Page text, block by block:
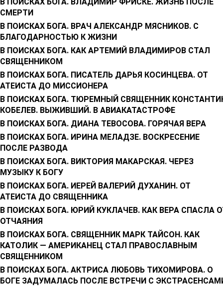
СМЕРТИ
В ПОИСКАХ БОГА. ВРАЧ АЛЕКСАНДР МЯСНИКОВ. С
БЛАГОДАРНОСТЬЮ К ЖИЗНИ
В ПОИСКАХ БОГА. КАК АРТЕМИЙ ВЛАДИМИРОВ СТАЛ
СВЯЩЕННИКОМ
В ПОИСКАХ БОГА. ПИСАТЕЛЬ ДАРЬЯ КОСИНЦЕВА. ОТ
АТЕИСТА ДО МИССИОНЕРА
В ПОИСКАХ БОГА. ТЮРЕМНЫЙ СВЯЩЕННИК
КОБЕЛЕВ. ВЫЖИВШИЙ. В АВИАКАТАСТРОФЕ
В ПОИСКАХ БОГА. ДИАНА ТЕВОСОВА. ГОРЯЧАЯ ВЕРА
В ПОИСКАХ БОГА. ИРИНА МЕЛАДЗЕ. ВОСКРЕСЕНИЕ
ПОСЛЕ РАЗВОДА
В ПОИСКАХ БОГА. ВИКТОРИЯ МАКАРСКАЯ. ЧЕРЕЗ
МУЗЫКУ К БОГУ
В ПОИСКАХ БОГА. ИЕРЕЙ ВАЛЕРИЙ ДУХАНИН. ОТ
АТЕИСТА ДО СВЯЩЕННИКА
В ПОИСКАХ БОГА. ЮРИЙ КУКЛАЧЕВ. КАК ВЕРА СПАСЛА
ОТЧАЯНИЯ
В ПОИСКАХ БОГА. СВЯЩЕННИК МАРК ТАЙСОН. КАК
КАТОЛИК — АМЕРИКАНЕЦ СТАЛ ПРАВОСЛАВНЫМ
СВЯЩЕННИКОМ
В ПОИСКАХ БОГА. АКТРИСА ЛЮБОВЬ ТИХОМИРОВА. О
БОГЕ ЗАДУМАЛАСЬ ПОСЛЕ ВСТРЕЧИ С